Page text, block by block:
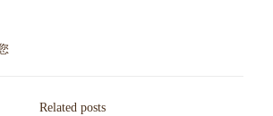
Related posts